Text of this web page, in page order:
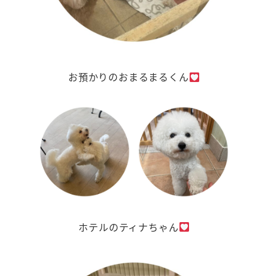
お預かりのおまるまるくん
ホテルのティナちゃん